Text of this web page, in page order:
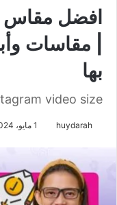
| مقاسات
بها
video size
huydarah 1 مايو، 2024